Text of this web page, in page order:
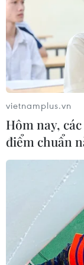
21/07/2026 12:06
Lấy ý kiến dự
đổi) để báo
21/07/2026 06:47
CƠ QUAN CHỦ QUẢN:
Tổng Biên tập:
vietnamplus.vn
Hôm nay,
điểm chuẩn